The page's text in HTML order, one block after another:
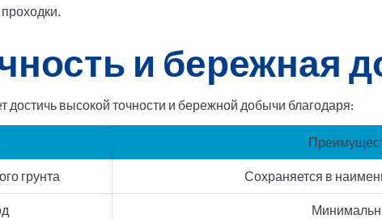
и бережная
достичь высокой точности и бережной добычи благодаря:
грунта Сохраняется в